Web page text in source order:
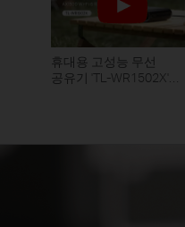
휴대용 고성능 무선
공유기 'TL-WR1502X'